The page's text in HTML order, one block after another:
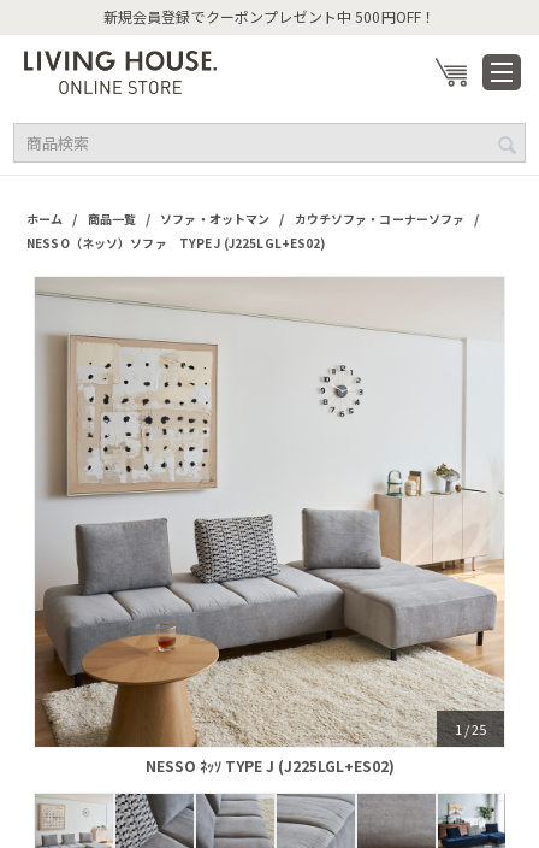
新規会員登録でクーポンプレゼント中 500円OFF！
ホーム / 商品一覧 / ソファ・オットマン / カウチソファ・コーナーソファ /
NESSO（ネッソ）ソファ TYPE J (J225LGL+ES02)
NESSO ﾈｯｿ TYPE J (J225LGL+ES02)
1/25
NESSO ﾈｯｿ TYPE J (J225LGL+ES02)